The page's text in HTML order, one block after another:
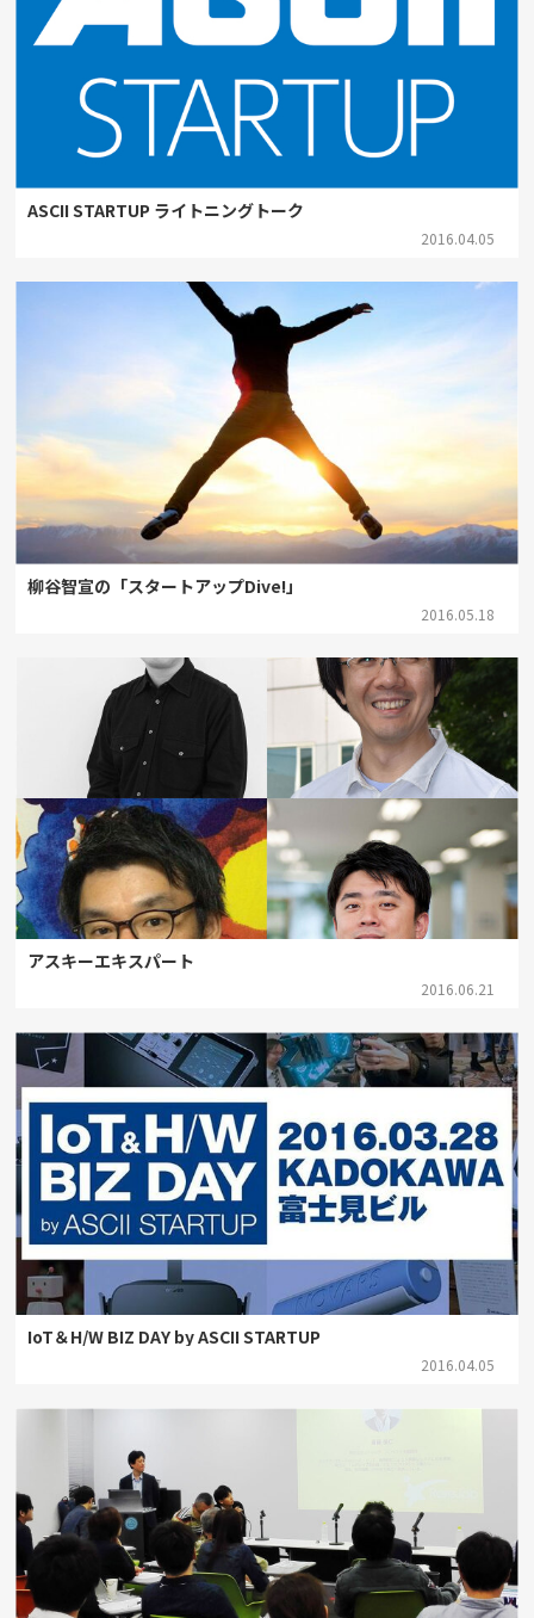
ASCII STARTUP ライトニングトーク
2016.04.05
柳谷智宣の「スタートアップDive!」
2016.05.18
アスキーエキスパート
2016.06.21
IoT＆H/W BIZ DAY by ASCII STARTUP
2016.04.05